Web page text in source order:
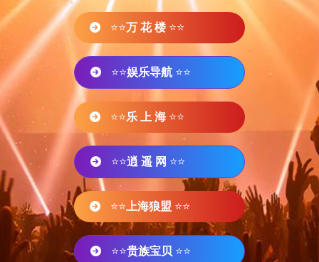
⭐⭐万 花 楼 ⭐⭐
⭐⭐娱乐导航 ⭐⭐
⭐⭐乐 上 海 ⭐⭐
⭐⭐逍 遥 网 ⭐⭐
⭐⭐ 上海狼盟 ⭐⭐
⭐⭐贵族宝贝 ⭐⭐